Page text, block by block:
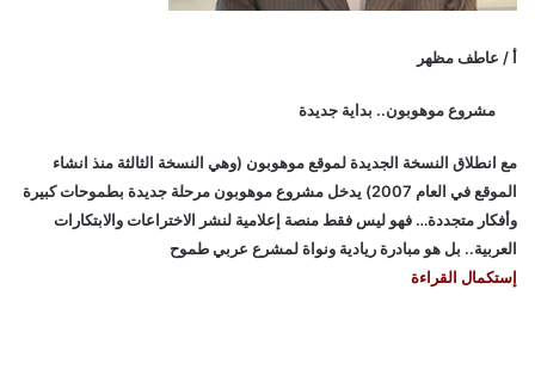
أ / عاطف مظهر
مشروع موهوبون.. بداية جديدة
مع انطلاق النسخة الجديدة لموقع موهوبون (وهي النسخة الثالثة منذ انشاء
الموقع في العام 2007) يدخل مشروع موهوبون مرحلة جديدة بطموحات كبيرة
وأفكار متجددة… فهو ليس فقط منصة إعلامية لنشر الاختراعات والابتكارات
العربية.. بل هو مبادرة ريادية ونواة لمشرع عربي طموح
إستكمال القراءة